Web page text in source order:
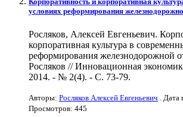
условиях реформирования
Росляков, Алексей Евгеньевич.
корпоративная культура в
реформирования железнодорожной
Росляков // Инновационная
2014. - № 2(4). - С. 73-79.
Авторы: Росляков Алексей Евгеньевич . Дата
Просмотров: 445